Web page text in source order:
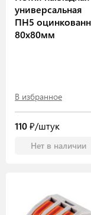
универсальная
ПН5
80х80мм
В избранное
110₽/штук
Нет в наличии